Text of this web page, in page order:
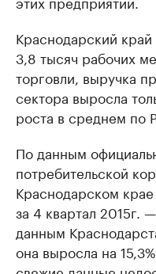
Краснодарский
3,8 тысяч рабочих
торговли, выручка
сектора выросла
роста в среднем по
По данным
потребительской
Краснодарском
за 4 квартал 2015г.
данным
она выросла на